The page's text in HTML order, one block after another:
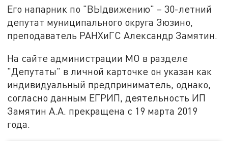
Его напарник по "ВЫдвижению" – 30-летний
депутат муниципального округа Зюзино,
преподаватель РАНХиГС Александр Замятин.
На сайте администрации МО в разделе
"Депутаты" в личной карточке он указан как
индивидуальный предприниматель, однако,
согласно данным ЕГРИП, деятельность ИП
Замятин А.А. прекращена с 19 марта 2019
года.